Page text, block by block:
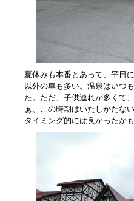
夏休みも本番とあって、平日
以外の車も多い。温泉はいつ
た。ただ、子供連れが多くて
ぁ、この時期はいたしかたな
タイミング的には良かったかも